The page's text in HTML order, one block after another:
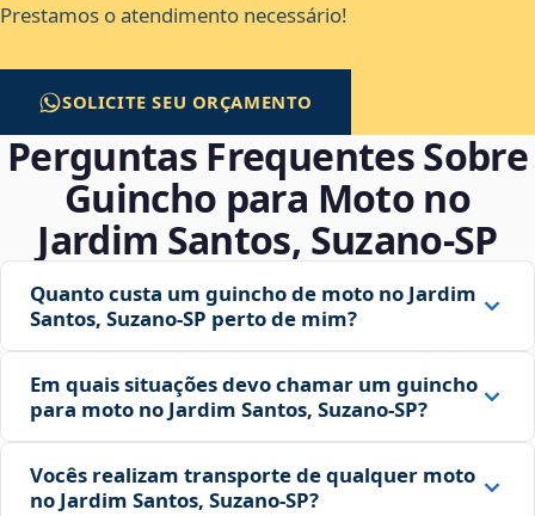
Prestamos o atendimento necessário!
SOLICITE SEU ORÇAMENTO
Perguntas Frequentes Sobre
Guincho para Moto no
Jardim Santos, Suzano‑SP
Quanto custa um guincho de moto no Jardim
Santos, Suzano‑SP perto de mim?
Em quais situações devo chamar um guincho
para moto no Jardim Santos, Suzano‑SP?
Vocês realizam transporte de qualquer moto
no Jardim Santos, Suzano‑SP?